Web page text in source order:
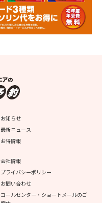
お知らせ
最新ニュース
お得情報
会社情報
プライバシーポリシー
お問い合わせ
コールセンター・ショートメールのご